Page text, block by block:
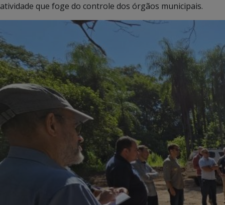
atividade que foge do controle dos órgãos municipais.